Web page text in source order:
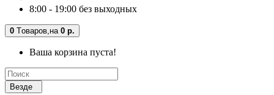
8:00 - 19:00 без выходных
0 Tоваров, на 0 р.
Ваша корзина пуста!
Везде